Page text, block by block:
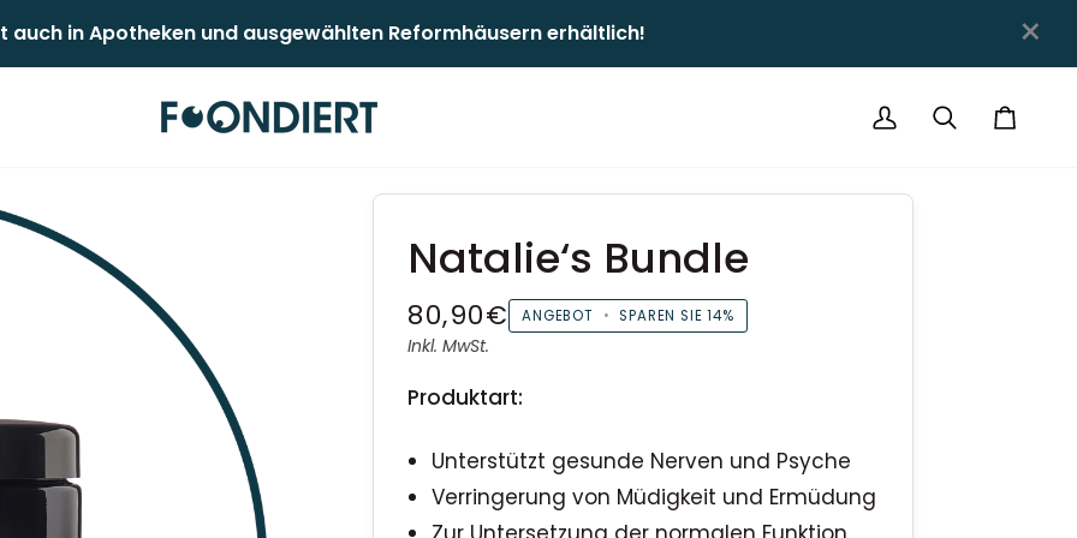
auch in Apotheken und ausgewählten Reformhäusern erhältlich!ㅤㅤ
Mein
Suchen
Natalie‘s Bundle
80,90€ ANGEBOT • SPAREN SIE14%
Inkl. MwSt.
Produktart:
Unterstützt gesunde Nerven und Psyche
Verringerung von Müdigkeit und Ermüdung
×